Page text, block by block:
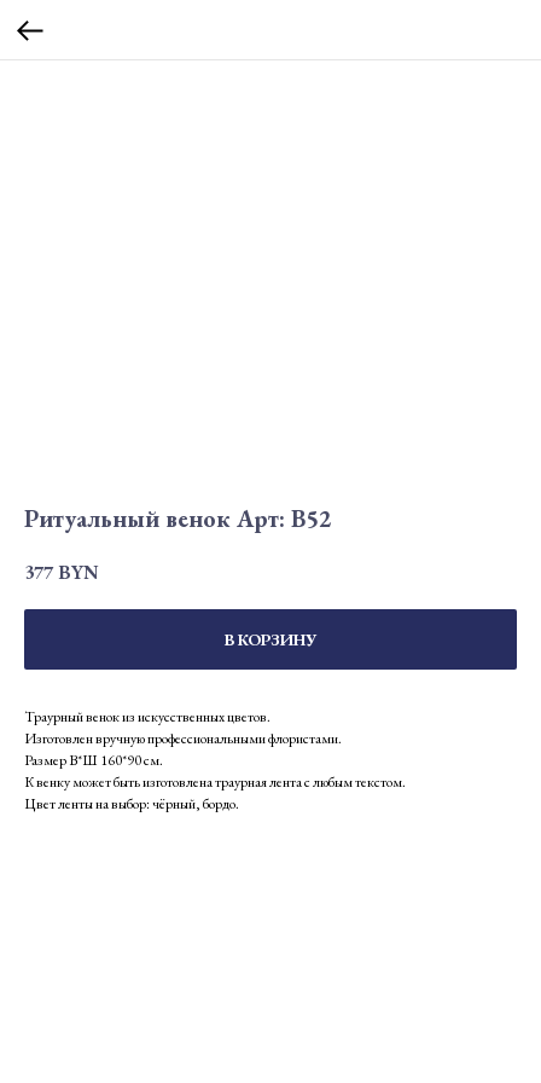
Ритуальный венок Арт: В52
377BYN
В КОРЗИНУ
Траурный венок из искусственных цветов.
Изготовлен вручную профессиональными флористами.
Размер В*Ш 160*90 см.
К венку может быть изготовлена траурная лента с любым текстом.
Цвет ленты на выбор: чёрный, бордо.